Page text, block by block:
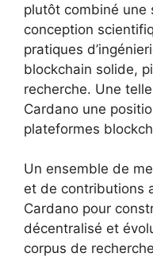
plutôt combiné une
conception
pratiques
blockchain solide,
recherche. Une
Cardano une
plateformes
Un ensemble de
et de contributions
Cardano pour
décentralisé et
corpus de